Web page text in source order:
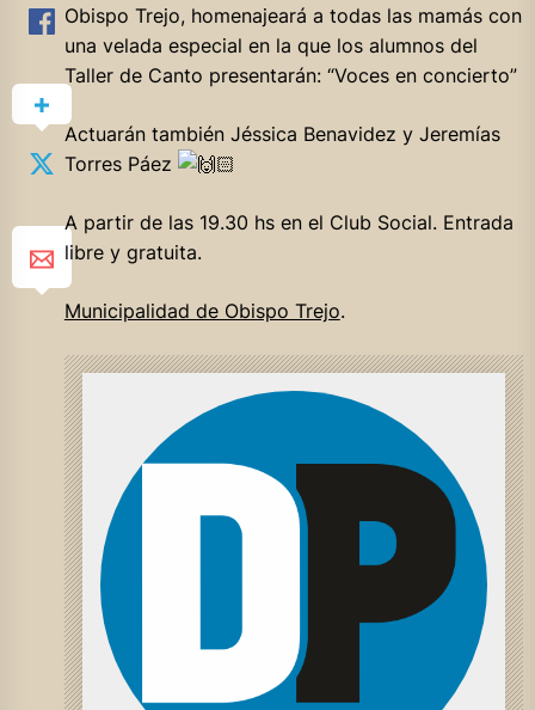
Obispo Trejo, homenajeará a todas las mamás con
una velada especial en la que los alumnos del
Taller de Canto presentarán: “Voces en concierto”
Actuarán también Jéssica Benavidez y Jeremías
Torres Páez
A partir de las 19.30 hs en el Club Social. Entrada
libre y gratuita.
Municipalidad de Obispo Trejo.